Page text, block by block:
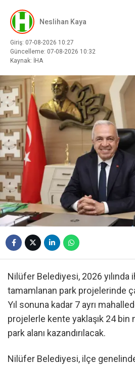
Neslihan Kaya
Giriş: 07-08-2026 10:27
Güncelleme: 07-08-2026 10:32
Kaynak: İHA
Nilüfer Belediyesi, 2026 yılında
tamamlanan park projelerinde
Yıl sonuna kadar 7 ayrı
projelerle kente yaklaşık 24 bin
park alanı kazandırılacak.
Nilüfer Belediyesi, ilçe